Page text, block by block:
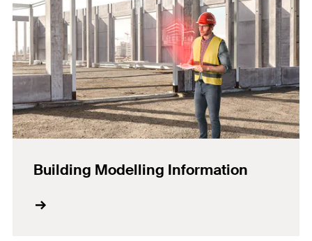
Building Modelling Information